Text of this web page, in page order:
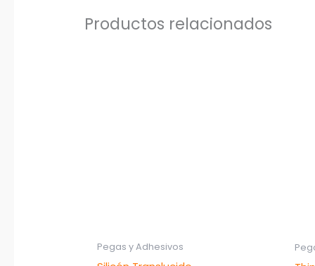
Productos relacionados
Pegas y Adhesivos